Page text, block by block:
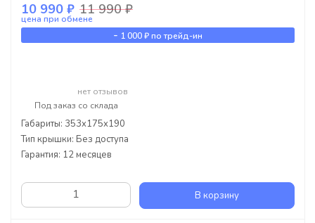
10 990 ₽ 11 990 ₽
цена при обмене
- 1 000 ₽по трейд-ин
нет отзывов
Под заказ со склада
Габариты: 353x175x190
Тип крышки: Без доступа
Гарантия: 12 месяцев
В корзину